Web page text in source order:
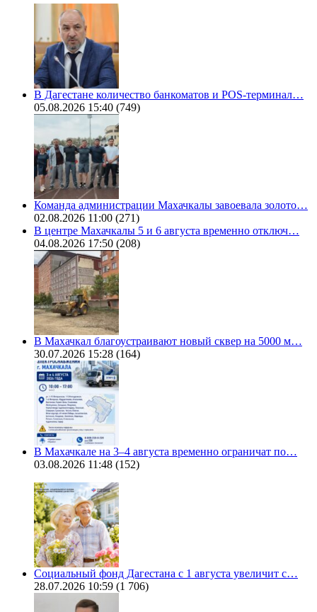
В Дагестане количество банкоматов и POS-терминал…
05.08.2026 15:40 (749)
Команда администрации Махачкалы завоевала золото…
02.08.2026 11:00 (271)
В центре Махачкалы 5 и 6 августа временно отключ…
04.08.2026 17:50 (208)
В Махачкал благоустраивают новый сквер на 5000 м…
30.07.2026 15:28 (164)
В Махачкале на 3–4 августа временно ограничат по…
03.08.2026 11:48 (152)
Социальный фонд Дагестана с 1 августа увеличит с…
28.07.2026 10:59 (1 706)